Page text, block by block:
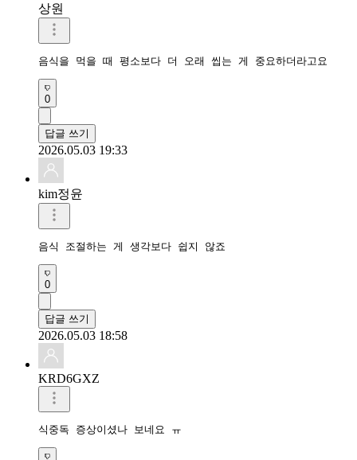
상원
음식을 먹을 때 평소보다 더 오래 씹는 게 중요하더라고요
0
답글 쓰기
2026.05.03 19:33
kim정윤
음식 조절하는 게 생각보다 쉽지 않죠
0
답글 쓰기
2026.05.03 18:58
KRD6GXZ
식중독 증상이셨나 보네요 ㅠ